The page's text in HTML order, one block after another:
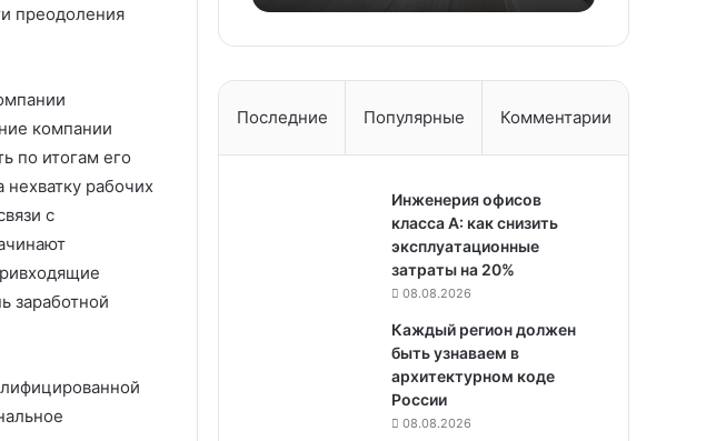
преодоления
компании
по итогам его
рабочих
с
заработной
Последние Популярные Комментарии
Инженерия офисов
класса А: как снизить
эксплуатационные
затраты на 20%
08.08.2026
Каждый регион должен
быть узнаваем в
архитектурном коде
России
08.08.2026